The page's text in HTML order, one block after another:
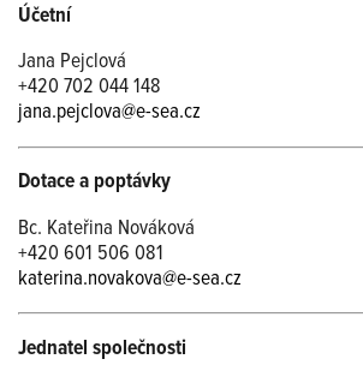
Účetní
Jana Pejclová
+420 702 044 148
jana.pejclova@e-sea.cz
Dotace a poptávky
Bc. Kateřina Nováková
+420 601 506 081
katerina.novakova@e-sea.cz
Jednatel společnosti